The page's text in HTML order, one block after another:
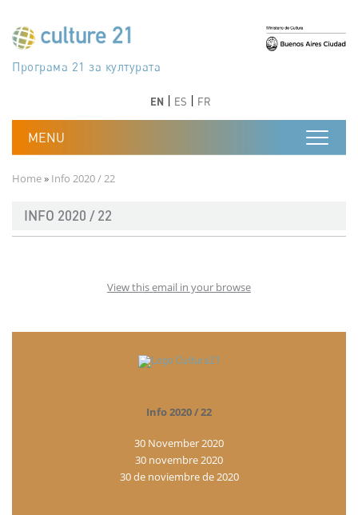
جدول أعمال القرن 21 للثقافة
Програма 21 за културата
Agenda 21 de la cultura
Agjenda 21 për kulturë
Agenda 21 van cultuur
Agenda 21 for culture
Kulturaren Agenda 21
Agenda 21 de la culture
Axenda 21 da cultura
Agenda 21 für Kultur
Agenda 21 della cultura
文化のためのアジェンダ21
دستورکار 21 برای فرهنگ
Agenda 21 dla kultury
Agenda 21 da cultura
Повестка дня 21 для культуры
Agenda 21 za kulturu
Agenda 21 de la cultura
Agenda 21 för kulturen
Kültür için Gündem 21
Порядок денний 21 для культури
EN ES FR
Breadcrumb
Home Info 2020 / 22
INFO 2020 / 22
View this email in your browse
Info 2020 / 22
30 November 2020
30 novembre 2020
30 de noviembre de 2020